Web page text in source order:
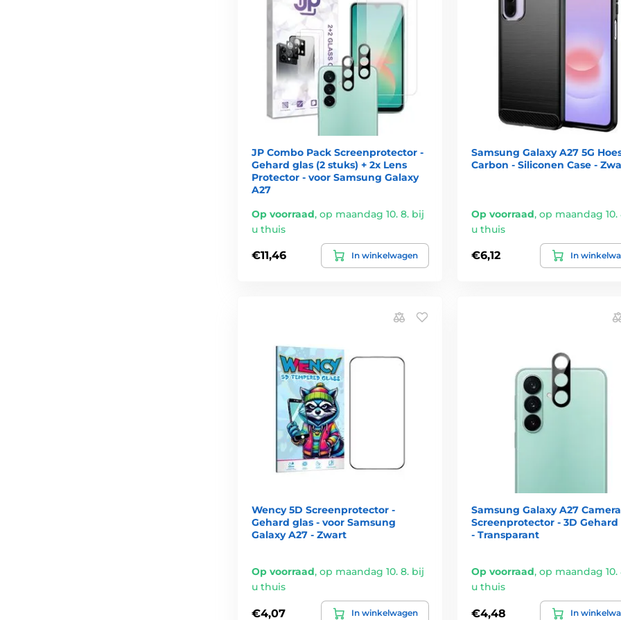
JP Combo Pack Screenprotector -
Gehard glas (2 stuks) + 2x Lens
Protector - voor Samsung Galaxy
A27
Op voorraad, op maandag 10. 8. bij
u thuis
€11,46 In winkelwagen
Samsung Galaxy A27 5G
Carbon - Siliconen Case -
Op voorraad, op maandag 10.
u thuis
€6,12 In
Wency 5D Screenprotector -
Gehard glas - voor Samsung
Galaxy A27 - Zwart
Op voorraad, op maandag 10. 8. bij
u thuis
€4,07 In winkelwagen
Samsung Galaxy A27
Screenprotector - 3D Gehard
- Transparant
Op voorraad, op maandag 10.
u thuis
€4,48 In